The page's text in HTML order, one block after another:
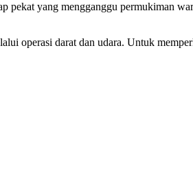
pekat yang mengganggu permukiman
operasi darat dan udara. Untuk